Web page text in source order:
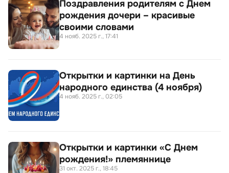
Поздравления родителям с Днем
рождения дочери – красивые
своими словами
4 нояб. 2025 г., 17:41
Открытки и картинки на День
народного единства (4 ноября)
4 нояб. 2025 г., 02:05
Открытки и картинки «С Днем
рождения!» племяннице
31 окт. 2025 г., 18:45